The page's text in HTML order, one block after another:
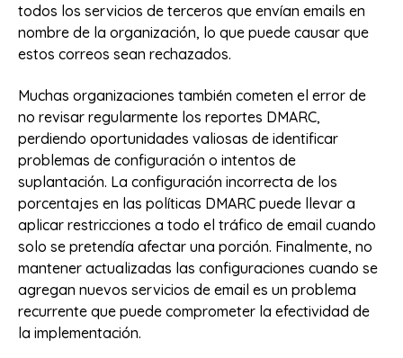
todos los servicios de terceros que envían emails en
nombre de la organización, lo que puede causar que
estos correos sean rechazados.
Muchas organizaciones también cometen el error de
no revisar regularmente los reportes DMARC,
perdiendo oportunidades valiosas de identificar
problemas de configuración o intentos de
suplantación. La configuración incorrecta de los
porcentajes en las políticas DMARC puede llevar a
aplicar restricciones a todo el tráfico de email cuando
solo se pretendía afectar una porción. Finalmente, no
mantener actualizadas las configuraciones cuando se
agregan nuevos servicios de email es un problema
recurrente que puede comprometer la efectividad de
la implementación.